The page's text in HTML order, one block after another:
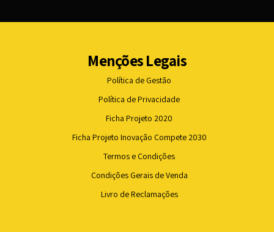
Menções Legais
Política de Gestão
Política de Privacidade
Ficha Projeto 2020
Ficha Projeto Inovação Compete 2030
Termos e Condições
Condições Gerais de Venda
Livro de Reclamações